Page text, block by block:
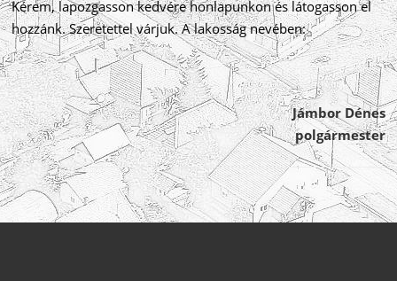
Kérem, lapozgasson kedvére honlapunkon és látogasson el
hozzánk. Szeretettel várjuk. A lakosság nevében:
Jámbor Dénes
polgármester